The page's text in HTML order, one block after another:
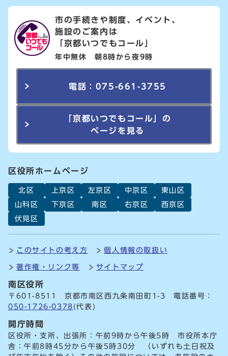
市の手続きや制度、イベント、
施設のご案内は
「京都いつでもコール」
年中無休 朝8時から夜9時
電話：075-661-3755
「京都いつでもコール」の
ページを見る
区役所ホームページ
北区 上京区 左京区 中京区
東山区
山科区
下京区 南区 右京区
西京区
伏見区
このサイトの考え方 個人情報の取扱い
著作権・リンク等 サイトマップ
南区役所
〒601-8511 京都市南区西九条南田町1-3 電話番号：
050-1726-0378 (代表)
開庁時間
区役所・支所、出張所：午前9時から午後5時 市役所本庁
舎：午前8時45分から午後5時30分 （いずれも土日祝及